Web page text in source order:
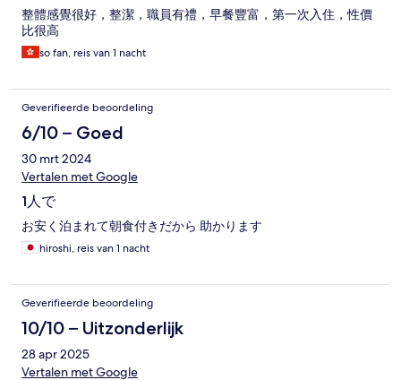
整體感覺很好，整潔，職員有禮，早餐豐富，第一次入住，性價
比很高
so fan, reis van 1 nacht
Geverifieerde beoordeling
6/10 – Goed
30 mrt 2024
Vertalen met Google
1人で
お安く泊まれて朝食付きだから 助かります
hiroshi, reis van 1 nacht
Geverifieerde beoordeling
10/10 – Uitzonderlijk
28 apr 2025
Vertalen met Google